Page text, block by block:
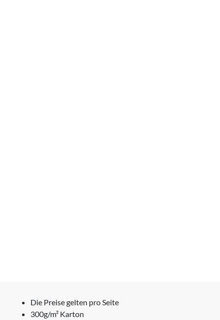
Die Preise gelten pro Seite
300g/m² Karton